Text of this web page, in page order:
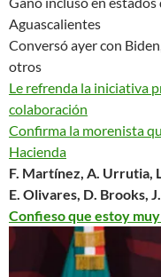
Aguascalientes
Conversó ayer con
otros
Le refrenda la iniciativa
colaboración
Confirma la morenista
Hacienda
F. Martínez, A. Urrutia,
E. Olivares, D. Brooks,
Confieso que estoy